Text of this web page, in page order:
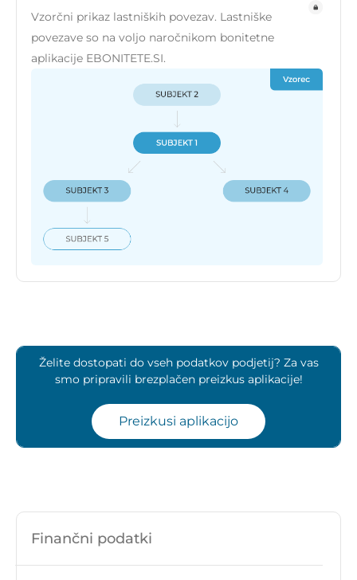
Vzorčni prikaz lastniških povezav. Lastniške
povezave so na voljo naročnikom bonitetne
aplikacije EBONITETE.SI.
Želite dostopati do vseh podatkov podjetij? Za vas
smo pripravili brezplačen preizkus aplikacije!
Preizkusi aplikacijo
Finančni podatki